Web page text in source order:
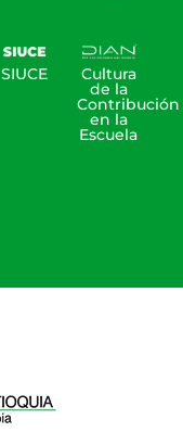
SIUCE Cultura
de la
Contribución
en la
Escuela